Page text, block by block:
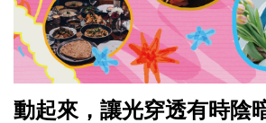
動起來，讓光穿透有時陰